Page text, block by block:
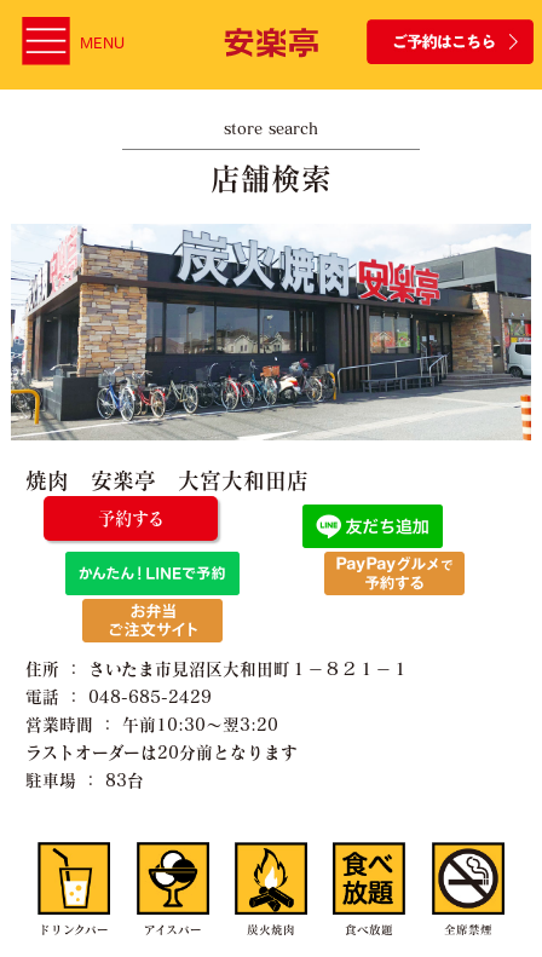
MENU
store search
店舗検索
焼肉 安楽亭 大宮大和田店
予約する
住所 ： さいたま市見沼区大和田町１−８２１−１
電話 ： 048-685-2429
営業時間 ： 午前10:30〜翌3:20
ラストオーダーは20分前となります
駐車場 ： 83台
ドリンクバー アイスバー 炭火焼肉 食べ放題 全席禁煙